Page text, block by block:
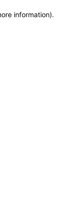
information).